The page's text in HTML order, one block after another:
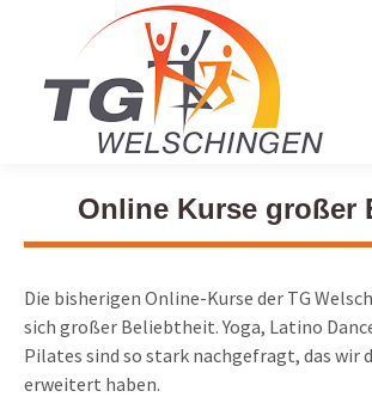
Online Kurse großer
Die bisherigen Online-Kurse der TG
sich großer Beliebtheit. Yoga, Latino
Pilates sind so stark nachgefragt, das wir
erweitert haben.